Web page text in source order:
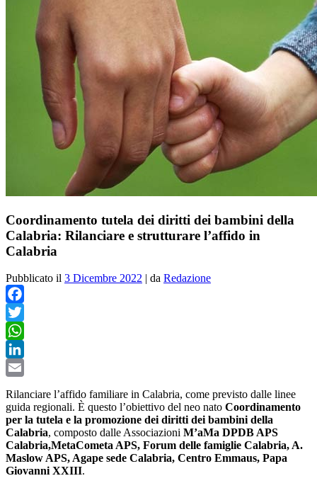
Coordinamento tutela dei diritti dei bambini della
Calabria: Rilanciare e strutturare l’affido in
Calabria
Pubblicato il 3 Dicembre 2022 | da Redazione
Facebook
Twitter
WhatsApp
LinkedIn
Rilanciare l’affido familiare in Calabria, come previsto dalle linee
guida regionali. È questo l’obiettivo del neo nato Coordinamento
per la tutela e la promozione dei diritti dei bambini della
Calabria, composto dalle Associazioni M’aMa DPDB APS
Calabria,MetaCometa APS, Forum delle famiglie Calabria, A.
Maslow APS, Agape sede Calabria, Centro Emmaus, Papa
Giovanni XXIII.